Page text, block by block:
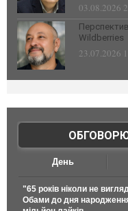
03.08.2026
Wildberries
23.07.2026
День
"65 років ніколи не
Обами до дня